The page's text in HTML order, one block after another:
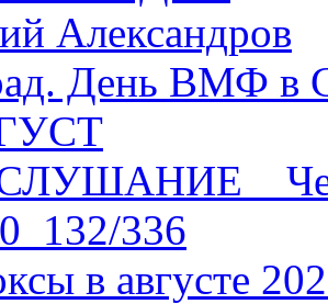
Александров
День ВМФ в
_
336
в августе